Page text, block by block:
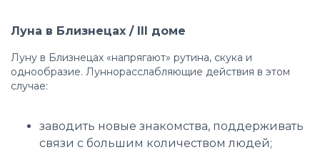
Луна в Близнецах / III доме
Луну в Близнецах «напрягают» рутина, скука и
однообразие. Луннорасслабляющие действия в этом
случае:
заводить новые знакомства, поддерживать
связи с большим количеством людей;